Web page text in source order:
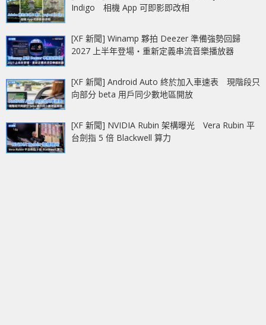
Indigo 相機 App 可即影即改相
[XF 新聞] Winamp 夥拍 Deezer 準備強勢回歸
2027 上半年登場‧重新定義串流音樂播放器
[XF 新聞] Android Auto 終於加入車速表 現階段只
向部分 beta 用戶同少數地區開放
[XF 新聞] NVIDIA Rubin 架構曝光 Vera Rubin 平
台劍指 5 倍 Blackwell 算力